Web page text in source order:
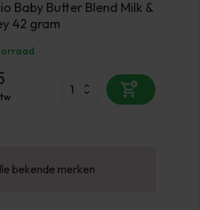
Baby Butter Blend Milk &
42 gram
bekende merken